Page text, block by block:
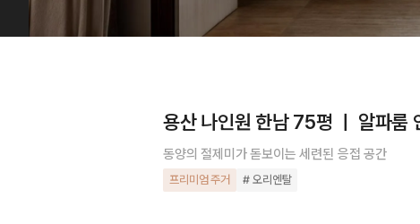
용산 나인원 한남 75평 ㅣ 알파룸
동양의 절제미가 돋보이는 세련된 응접 공간
프리미엄 주거 # 오리엔탈